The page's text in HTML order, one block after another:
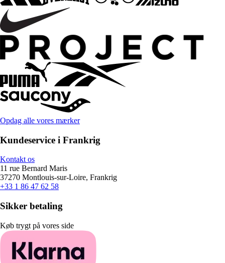
Opdag alle vores mærker
Kundeservice i Frankrig
Kontakt os
11 rue Bernard Maris
37270 Montlouis-sur-Loire, Frankrig
+33 1 86 47 62 58
Sikker betaling
Køb trygt på vores side